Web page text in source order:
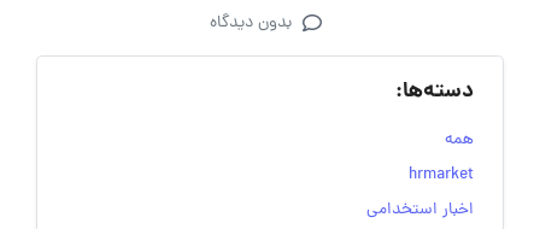
بدون دیدگاه
دسته‌ها:
همه
hrmarket
اخبار استخدامی